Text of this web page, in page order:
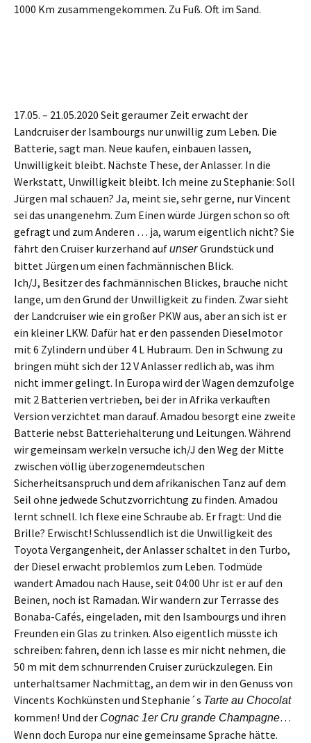
1000 Km zusammengekommen. Zu Fuß. Oft im Sand.
17.05. – 21.05.2020 Seit geraumer Zeit erwacht der
Landcruiser der Isambourgs nurunwillig zum Leben. Die
Batterie, sagt man. Neue kaufen, einbauen lassen,
Unwilligkeit bleibt. Nächste These, der Anlasser. In die
Werkstatt, Unwilligkeit bleibt. Ich meine zu Stephanie: Soll
Jürgen mal schauen? Ja, meint sie, sehr gerne, nur Vincent
sei das unangenehm. Zum Einen würde Jürgen schon so oft
gefragt und zum Anderen … ja, warum eigentlich nicht? Sie
fährt den Cruiser kurzerhand aufunserGrundstück und
bittet Jürgen um einen fachmännischen Blick.
Ich/J, Besitzer des fachmännischen Blickes, brauche nicht
lange, um den Grund der Unwilligkeit zu finden. Zwar sieht
der Landcruiser wie ein großer PKW aus, aber an sich ist er
ein kleiner LKW. Dafür hat er den passenden Dieselmotor
mit 6 Zylindern und über 4 L Hubraum. Den in Schwung zu
bringen müht sich der 12 V Anlasser redlich ab, was ihm
nicht immer gelingt. In Europa wird der Wagen demzufolge
mit 2 Batterien vertrieben, bei der in Afrika verkauften
Version verzichtet man darauf. Amadou besorgt eine zweite
Batterie nebst Batteriehalterung und Leitungen. Während
wirgemeinsam werkeln versuche ich/J den Weg der Mitte
zwischen völlig überzogenemdeutschen
Sicherheitsanspruch und dem afrikanischen Tanz auf dem
Seil ohne jedwede Schutzvorrichtung zu finden. Amadou
lernt schnell. Ich flexe eine Schraube ab. Er fragt: Und die
Brille? Erwischt! Schlussendlich ist die Unwilligkeit des
Toyota Vergangenheit, der Anlasser schaltet in den Turbo,
der Diesel erwacht problemlos zum Leben. Todmüde
wandert Amadou nach Hause, seit 04:00 Uhr ist er auf den
Beinen, noch ist Ramadan. Wir wandern zur Terrasse des
Bonaba-Cafés, eingeladen, mit den Isambourgs und ihren
Freunden ein Glas zu trinken. Also eigentlich müsste ich
schreiben: fahren, denn ich lasse es mir nicht nehmen, die
50 m mit dem schnurrenden Cruiser zurückzulegen. Ein
unterhaltsamer Nachmittag, an dem wir in den Genuss von
Vincents Kochkünsten und Stephanie´s Tarte au Chocolat
kommen! Und der Cognac 1er Cru grande Champagne…
Wenn doch Europa nur eine gemeinsame Sprache hätte.